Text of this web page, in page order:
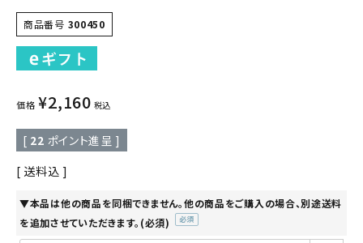
商品番号 300450
価格 ¥2,160 税込
[ 22 ポイント進呈 ]
送料込
▼本品は他の商品を同梱できません。他の商品をご購入の場合、別途送料
を追加させていただきます。(必須)